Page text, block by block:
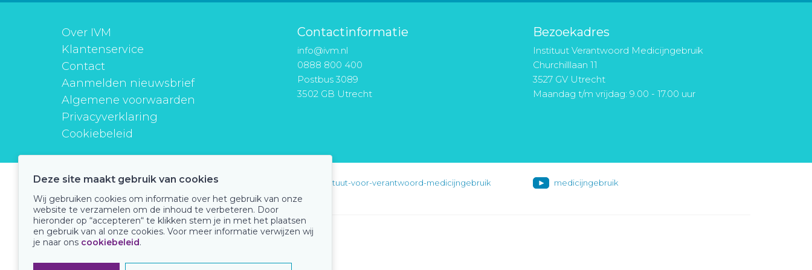
Over IVM
Klantenservice
Contact
Aanmelden nieuwsbrief
Algemene voorwaarden
Privacyverklaring
Cookiebeleid
Contactinformatie
info@ivm.nl
0888 800 400
Postbus 3089
3502 GB Utrecht
Bezoekadres
Instituut Verantwoord Medicijngebruik
Churchilllaan 11
3527 GV Utrecht
Maandag t/m vrijdag: 9.00 - 17.00 uur
instituutverantwoordmedicijngebruik instituut-voor-verantwoord-medicijngebruik medicijngebruik
Onze keurmerken
Deze site maakt gebruik van cookies
Wij gebruiken cookies om informatie over het gebruik van onze
website te verzamelen om de inhoud te verbeteren. Door
hieronder op “accepteren“ te klikken stem je in met het plaatsen
en gebruik van al onze cookies. Voor meer informatie verwijzen wij
je naar ons cookiebeleid.